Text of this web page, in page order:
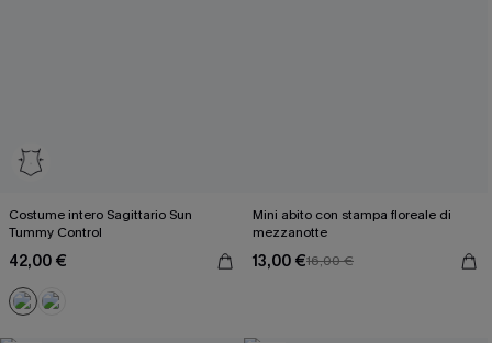
Costume intero Sagittario Sun
Tummy Control
42,00 €
Mini abito con stampa floreale di
mezzanotte
13,00 €16,00 €